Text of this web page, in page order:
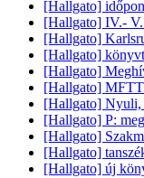
[Hallgato]
[Hallgato] IV.- V.
[Hallgato]
[Hallgato]
[Hallgato]
[Hallgato]
[Hallgato] Nyuli,
[Hallgato] P:
[Hallgato]
[Hallgato]
[Hallgato] új